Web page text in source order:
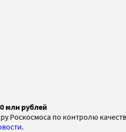
млн рублей
Роскосмоса по контролю
.